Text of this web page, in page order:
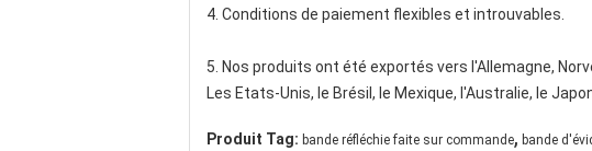
4. Conditions de paiement flexibles et introuvables.
5. Nos produits ont été exportés vers l'Allemagne,
Les Etats-Unis, le Brésil, le Mexique, l'Australie, le
Produit Tag: bande réfléchie faite sur commande, bande